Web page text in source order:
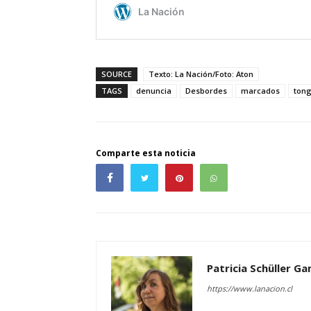
SOURCE
Texto: La Nación/Foto: Aton
TAGS
denuncia Desbordes marcados
Comparte esta noticia
Patricia Schüller
https://www.lanacion.cl